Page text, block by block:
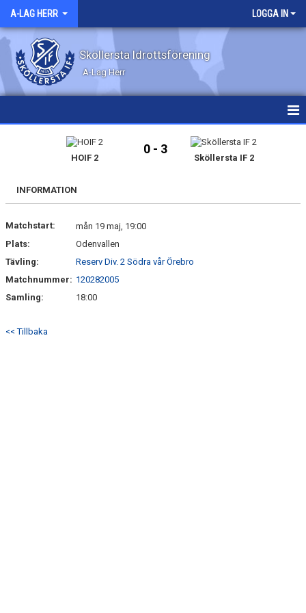
A-LAG HERR LOGGA IN
Sköllersta Idrottsförening
A-Lag Herr
KALENDER
MATCHER
BILDGALLERI
HOIF 2
0 - 3
Sköllersta IF 2
INFORMATION
Matchstart:
mån 19 maj, 19:00
Plats:
Odenvallen
Tävling:
Reserv Div. 2 Södra vår Örebro
Matchnummer: 120282005
Samling:
18:00
<< Tillbaka